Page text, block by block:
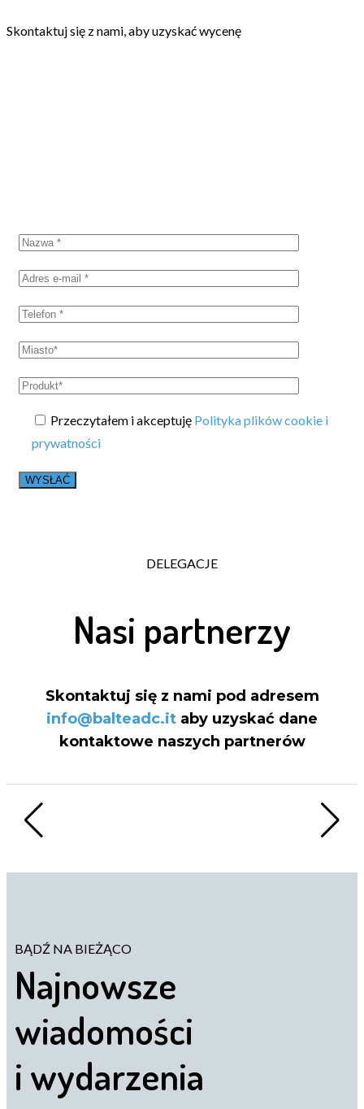
Skontaktuj się z nami, aby uzyskać wycenę
Przeczytałem i akceptuję Polityka plików cookie i
prywatności
DELEGACJE
Nasi partnerzy
Skontaktuj się z nami pod adresem
info@balteadc.it aby uzyskać dane
kontaktowe naszych partnerów
BĄDŹ NA BIEŻĄCO
Najnowsze
wiadomości
i wydarzenia